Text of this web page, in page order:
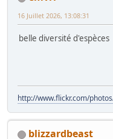
16 Juillet 2026, 13:08:31
belle diversité d'espèces
http://www.flickr.com/
blizzardbeast